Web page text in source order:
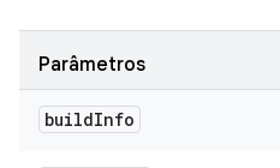
Parâmetros
buildInfo